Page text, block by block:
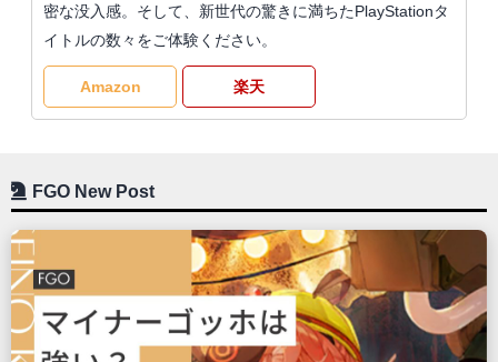
密な没入感。そして、新世代の驚きに満ちたPlayStationタ
イトルの数々をご体験ください。
Amazon 楽天
FGO New Post